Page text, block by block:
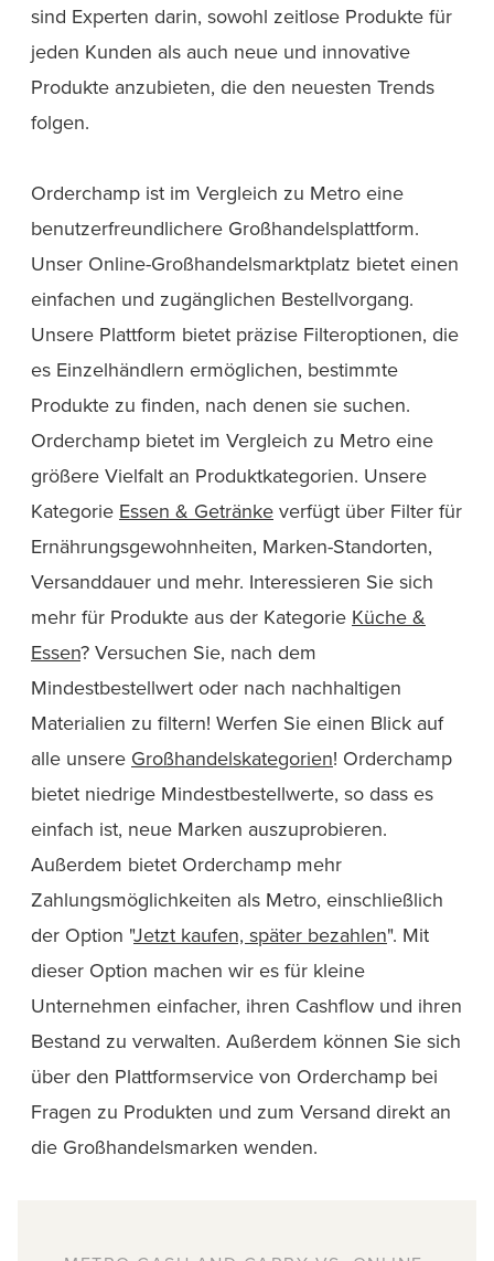
sind Experten darin, sowohl zeitlose Produkte für
jeden Kunden als auch neue und innovative
Produkte anzubieten, die den neuesten Trends
folgen.
Orderchamp ist im Vergleich zu Metro eine
benutzerfreundlichere Großhandelsplattform.
Unser Online-Großhandelsmarktplatz bietet einen
einfachen und zugänglichen Bestellvorgang.
Unsere Plattform bietet präzise Filteroptionen, die
es Einzelhändlern ermöglichen, bestimmte
Produkte zu finden, nach denen sie suchen.
Orderchamp bietet im Vergleich zu Metro eine
größere Vielfalt an Produktkategorien. Unsere
Kategorie Essen & Getränke verfügt über Filter für
Ernährungsgewohnheiten, Marken-Standorten,
Versanddauer und mehr. Interessieren Sie sich
mehr für Produkte aus der Kategorie Küche &
Essen? Versuchen Sie, nach dem
Mindestbestellwert oder nach nachhaltigen
Materialien zu filtern! Werfen Sie einen Blick auf
alle unsere Großhandelskategorien! Orderchamp
bietet niedrige Mindestbestellwerte, so dass es
einfach ist, neue Marken auszuprobieren.
Außerdem bietet Orderchamp mehr
Zahlungsmöglichkeiten als Metro, einschließlich
der Option "Jetzt kaufen, später bezahlen". Mit
dieser Option machen wir es für kleine
Unternehmen einfacher, ihren Cashflow und ihren
Bestand zu verwalten. Außerdem können Sie sich
über den Plattformservice von Orderchamp bei
Fragen zu Produkten und zum Versand direkt an
die Großhandelsmarken wenden.